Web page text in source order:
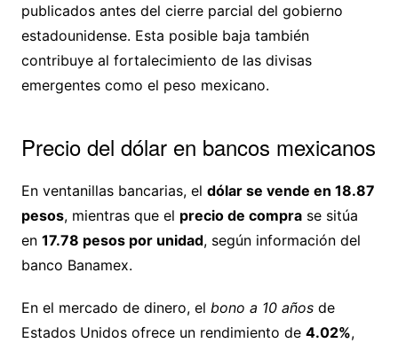
publicados antes del cierre parcial del gobierno
estadounidense. Esta posible baja también
contribuye al fortalecimiento de las divisas
emergentes como el peso mexicano.
Precio del dólar en bancos mexicanos
En ventanillas bancarias, el dólar se vende en 18.87
pesos, mientras que el precio de comprase sitúa
en 17.78 pesos por unidad, según información del
banco Banamex.
En el mercado de dinero, el bono a 10 añosde
Estados Unidos ofrece un rendimiento de 4.02%,